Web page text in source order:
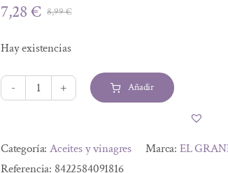
8,99€El
era:
8,99 €.
7,28€
El
es:
7,28 €.
Hay existencias
ACEITE
VIRGEN
Añadir
Categoría:Aceites y vinagres Marca: EL
Referencia: 8422584091816